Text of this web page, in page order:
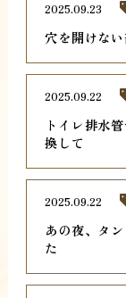
穴を開けな
2025.09.23
トイレ排水
換して
2025.09.22
あの夜、タ
た
2025.09.22